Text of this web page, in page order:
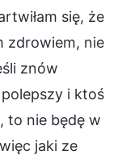
się, że
zdrowiem, nie
znów
i ktoś
to nie będę w
jaki ze